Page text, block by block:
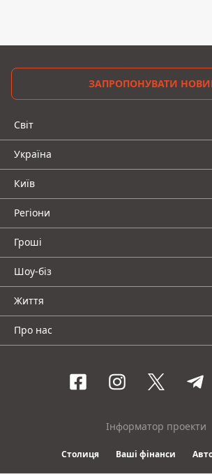
ЗАПРОПОНУВАТИ
Світ
Україна
Київ
Регіони
Гроші
Шоу-біз
Життя
Про нас
Інформатор проекти
Столиця Ваші фінанси